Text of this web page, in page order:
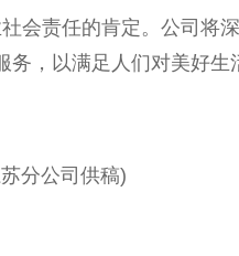
会责任的肯定。公司将
务，以满足人们对美好生
分公司供稿)